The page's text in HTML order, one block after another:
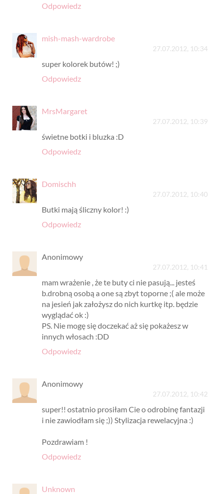
Odpowiedz
mish-mash-wardrobe
27.07.2012, 10:34
super kolorek butów! ;)
Odpowiedz
MrsMargaret
27.07.2012, 10:39
świetne botki i bluzka :D
Odpowiedz
Domischh
27.07.2012, 10:40
Butki mają śliczny kolor! :)
Odpowiedz
Anonimowy
27.07.2012, 10:41
mam wrażenie , że te buty ci nie pasują... jesteś
b.drobną osobą a one są zbyt toporne ;( ale może
na jesień jak założysz do nich kurtkę itp. będzie
wyglądać ok :)
PS. Nie mogę się doczekać aż się pokażesz w
innych włosach :DD
Odpowiedz
Anonimowy
27.07.2012, 10:42
super!! ostatnio prosiłam Cie o odrobinę fantazji
i nie zawiodłam się ;)) Stylizacja rewelacyjna :)
Pozdrawiam !
Odpowiedz
Unknown